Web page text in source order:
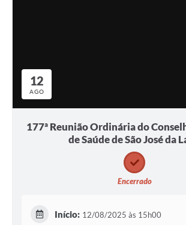
12
AGO
177ª Reunião Ordinária do
de Saúde de São José da
Encerrado
Início: 12/08/2025 às 15h00